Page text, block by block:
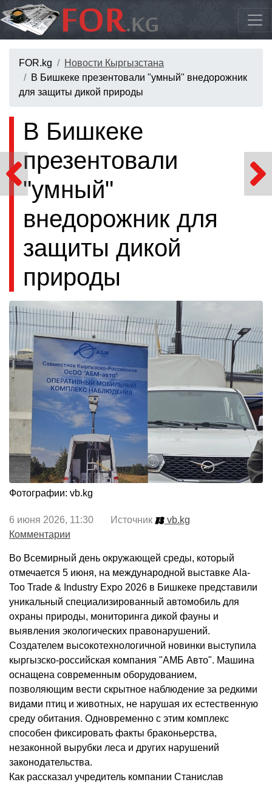
FOR.kg
Новости Кыргызстана
В Бишкеке презентовали "умный" внедорожник
для защиты дикой природы
В Бишкеке
презентовали
"умный"
внедорожник для
защиты дикой
природы
Фотографии: vb.kg
6 июня 2026, 11:30 Источник
vb.kg
Комментарии
Во Всемирный день окружающей среды, который
отмечается 5 июня, на международной выставке Ala-
Too Trade & Industry Expo 2026 в Бишкеке представили
уникальный специализированный автомобиль для
охраны природы, мониторинга дикой фауны и
выявления экологических правонарушений.
Создателем высокотехнологичной новинки выступила
кыргызско-российская компания "АМБ Авто". Машина
оснащена современным оборудованием,
позволяющим вести скрытное наблюдение за редкими
видами птиц и животных, не нарушая их естественную
среду обитания. Одновременно с этим комплекс
способен фиксировать факты браконьерства,
незаконной вырубки леса и других нарушений
законодательства.
Как рассказал учредитель компании Станислав